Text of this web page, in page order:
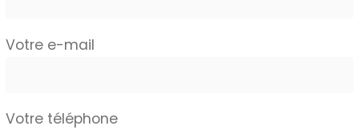
Votre e-mail
Votre téléphone